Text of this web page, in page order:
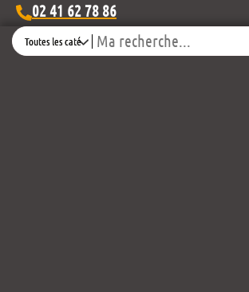
Search
02 41 62 78 86
Ouvert du lundi au samedi